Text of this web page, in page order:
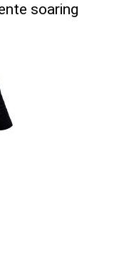
soaring